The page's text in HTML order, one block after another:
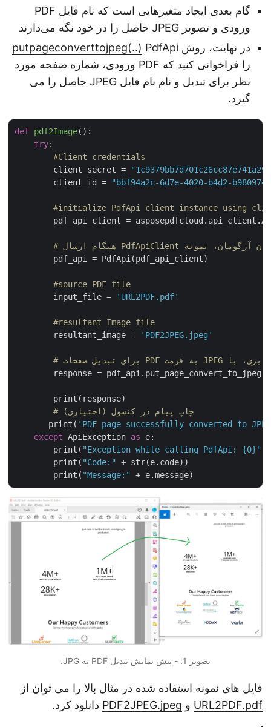
گام بعدی ایجاد متغیرهایی است که نام فایل PDF
ورودی و تصویر JPEG حاصل را در خود نگه می‌دارند
در نهایت، روش
putpageconverttojpeg(..)PdfApi
را فراخوانی کنید که PDF ورودی، شماره صفحه مورد
نظر برای تبدیل و نام نام فایل JPEG حاصل را می
گیرد.
def pdf2Image ():
try
#Client credentials
        client_secret =
        client_id =
"bbf94a2c-6d7e-4020-b4d2-
#initialize PdfApi client instance using
pdf_api_client =
        pdf_api = PdfApi(pdf_api_client)
#source PDF file
        input_file =
'URL2PDF.pdf'
#resultant Image file
        resultant_image =
'PDF2JPEG.jpeg'
response =
        print(response)
# چاپ پیام در کنسول (اختیاری)
       print(
'PDF page successfully converted to
except ApiException as e:
        print(
"Exception while calling PdfApi: {0}"
        print(
"Code:" + str(e.code))
        print(
"Message:"
تصویر 1: - پیش نمایش تبدیل PDF به JPG.
فایل های نمونه استفاده شده در مثال بالا را می توان از
URL2PDF.pdfوPDF2JPEG.jpegدانلود کرد.